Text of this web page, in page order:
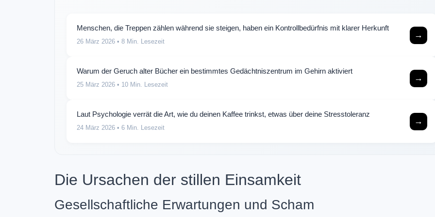
Menschen, die Treppen zählen während sie steigen, haben ein Kontrollbedürfnis mit klarer Herkunft
26 März 2026 • 8 Min. Lesezeit
→
Warum der Geruch alter Bücher ein bestimmtes Gedächtniszentrum im Gehirn aktiviert
25 März 2026 • 10 Min. Lesezeit
→
Laut Psychologie verrät die Art, wie du deinen Kaffee trinkst, etwas über deine Stresstoleranz
24 März 2026 • 6 Min. Lesezeit
→
Die Ursachen der stillen Einsamkeit
Gesellschaftliche Erwartungen und Scham